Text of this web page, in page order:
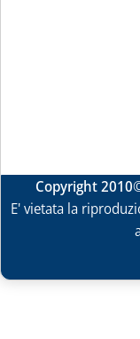
Copyright 2010
E' vietata la